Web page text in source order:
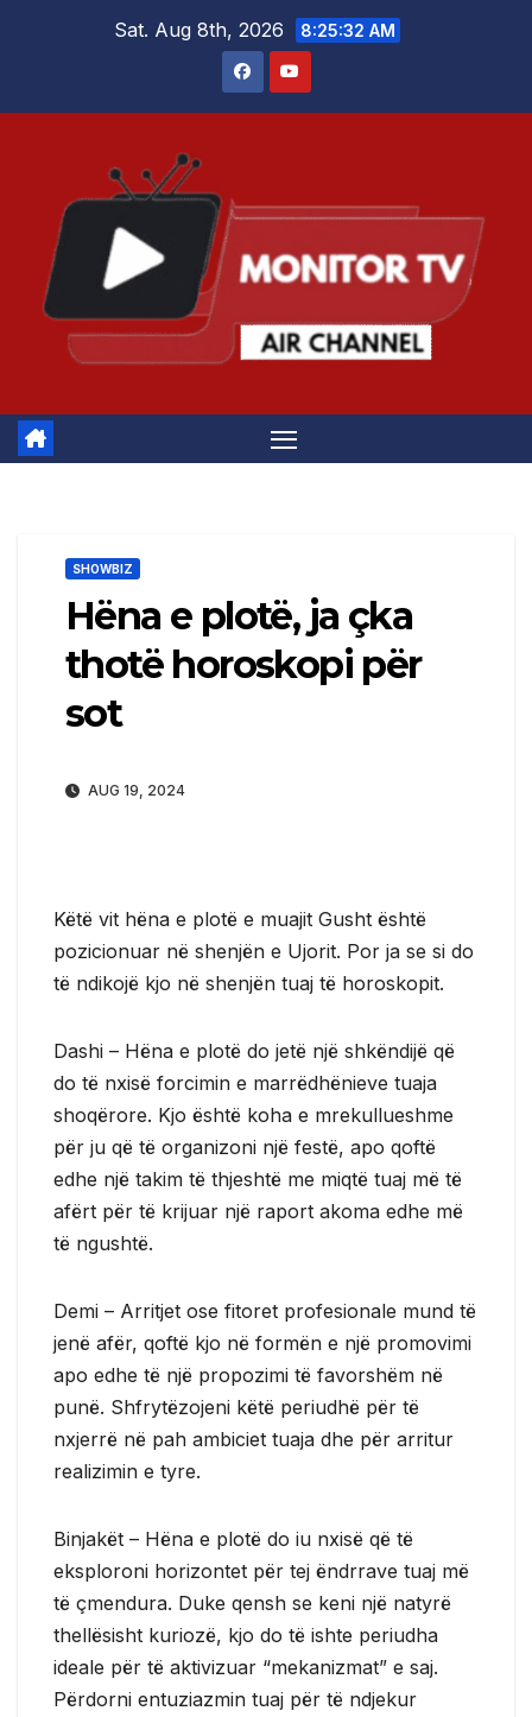
Sat. Aug 8th, 2026 8:25:33 AM
SHOWBIZ
Hëna e plotë, ja çka
thotë horoskopi për
sot
AUG 19, 2024
Këtë vit hëna e plotë e muajit Gusht është
pozicionuar në shenjën e Ujorit. Por ja se si do
të ndikojë kjo në shenjën tuaj të horoskopit.
Dashi – Hëna e plotë do jetë një shkëndijë që
do të nxisë forcimin e marrëdhënieve tuaja
shoqërore. Kjo është koha e mrekullueshme
për ju që të organizoni një festë, apo qoftë
edhe një takim të thjeshtë me miqtë tuaj më të
afërt për të krijuar një raport akoma edhe më
të ngushtë.
Demi – Arritjet ose fitoret profesionale mund të
jenë afër, qoftë kjo në formën e një promovimi
apo edhe të një propozimi të favorshëm në
punë. Shfrytëzojeni këtë periudhë për të
nxjerrë në pah ambiciet tuaja dhe për arritur
realizimin e tyre.
Binjakët – Hëna e plotë do iu nxisë që të
eksploroni horizontet për tej ëndrrave tuaj më
të çmendura. Duke qensh se keni një natyrë
thellësisht kuriozë, kjo do të ishte periudha
ideale për të aktivizuar “mekanizmat” e saj.
Përdorni entuziazmin tuaj për të ndjekur